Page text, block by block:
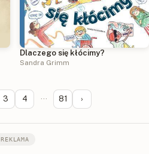
Dlaczego się kłócimy?
Sandra Grimm
3 4 ··· 81 ›
REKLAMA